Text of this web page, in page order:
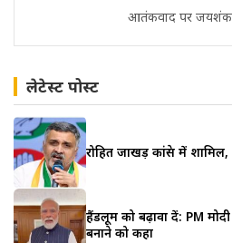
आतंकवाद पर जयशंकर
लेटेस्ट पोस्ट
रोहित जाखड़ कांग्रेस में
हैंडलूम को बढ़ावा दें: PM
बनाने को कहा